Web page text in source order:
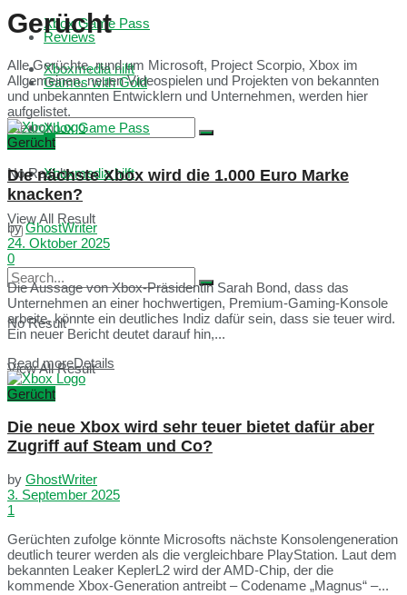
Xbox Game Pass
Xboxmedia hilft
No Result
View All Result
Reviews
Games with Gold
Xbox Game Pass
Xboxmedia hilft
No Result
View All Result
Gerücht
Alle Gerüchte, rund um Microsoft, Project Scorpio, Xbox im
Allgemeinen, neuen Videospielen und Projekten von bekannten
und unbekannten Entwicklern und Unternehmen, werden hier
aufgelistet.
Gerücht
Die nächste Xbox wird die 1.000 Euro Marke
knacken?
by GhostWriter
24. Oktober 2025
0
Die Aussage von Xbox-Präsidentin Sarah Bond, dass das
Unternehmen an einer hochwertigen, Premium-Gaming-Konsole
arbeite, könnte ein deutliches Indiz dafür sein, dass sie teuer wird.
Ein neuer Bericht deutet darauf hin,...
Read moreDetails
Gerücht
Die neue Xbox wird sehr teuer bietet dafür aber
Zugriff auf Steam und Co?
by GhostWriter
3. September 2025
1
Gerüchten zufolge könnte Microsofts nächste Konsolengeneration
deutlich teurer werden als die vergleichbare PlayStation. Laut dem
bekannten Leaker KeplerL2 wird der AMD‑Chip, der die
kommende Xbox‑Generation antreibt – Codename „Magnus“ –...